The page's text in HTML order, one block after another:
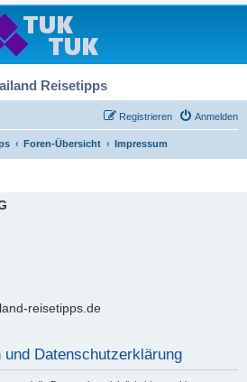
Reisetipps
Anmelden
Registrieren
Foren-Übersicht Impressum
reisetipps.de
und Datenschutzerklärung